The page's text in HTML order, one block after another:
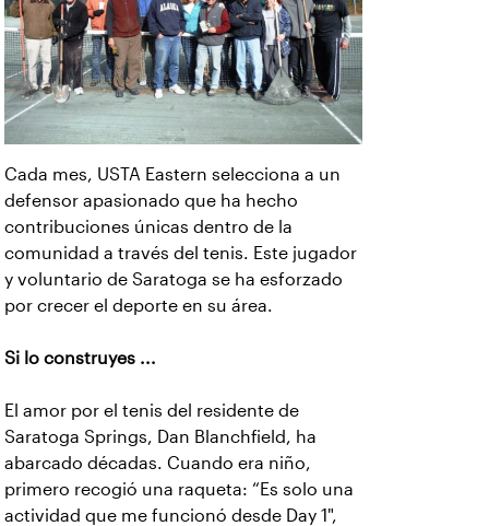
Cada mes, USTA Eastern selecciona a un
defensor apasionado que ha hecho
contribuciones únicas dentro de la
comunidad a través del tenis. Este jugador
y voluntario de Saratoga se ha esforzado
por crecer el deporte en su área.
Si lo construyes ...
El amor por el tenis del residente de
Saratoga Springs, Dan Blanchfield, ha
abarcado décadas. Cuando era niño,
primero recogió una raqueta: “Es solo una
actividad que me funcionó desde Day 1",